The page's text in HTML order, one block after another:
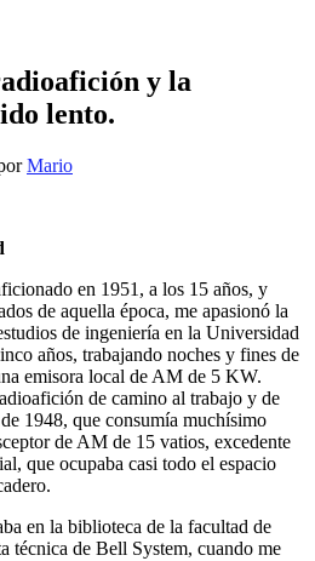
y la
lento.
Mario
en 1951, a los 15 años, y
de aquella época, me apasionó la
de ingeniería en la Universidad
años, trabajando noches y fines de
emisora ​​local de AM de 5 KW.
de camino al trabajo y de
1948, que consumía muchísimo
de AM de 15 vatios, excedente
que ocupaba casi todo el espacio
en la biblioteca de la facultad de
técnica de Bell System, cuando me